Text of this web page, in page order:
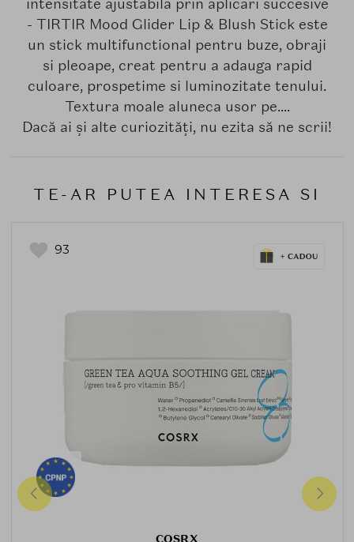
- TIRTIR Mood Glider Lip & Blush Stick este
un stick multifunctional pentru buze, obraji
si pleoape, creat pentru a adauga rapid
culoare, prospetime si luminozitate tenului.
Textura moale aluneca usor pe....
Dacă ai și alte curiozități, nu ezita să ne scrii!
TE-AR PUTEA INTERESA SI
93
COSRX